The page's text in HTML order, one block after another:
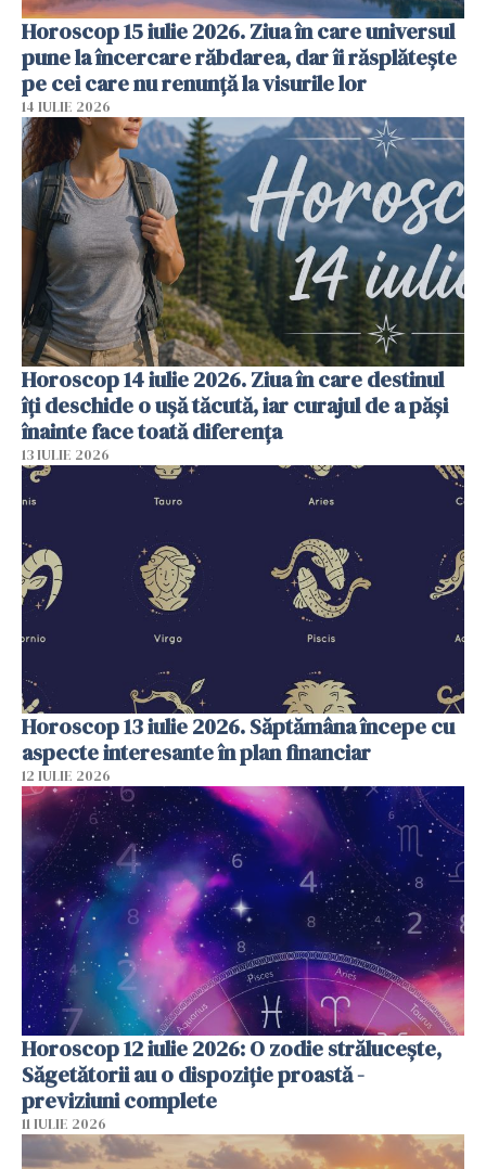
Horoscop 15 iulie 2026. Ziua în care universul
pune la încercare răbdarea, dar îi răsplătește
pe cei care nu renunță la visurile lor
14 IULIE 2026
Horoscop 14 iulie 2026. Ziua în care destinul
îți deschide o ușă tăcută, iar curajul de a păși
înainte face toată diferența
13 IULIE 2026
Horoscop 13 iulie 2026. Săptămâna începe cu
aspecte interesante în plan financiar
12 IULIE 2026
Horoscop 12 iulie 2026: O zodie strălucește,
Săgetătorii au o dispoziție proastă -
previziuni complete
11 IULIE 2026